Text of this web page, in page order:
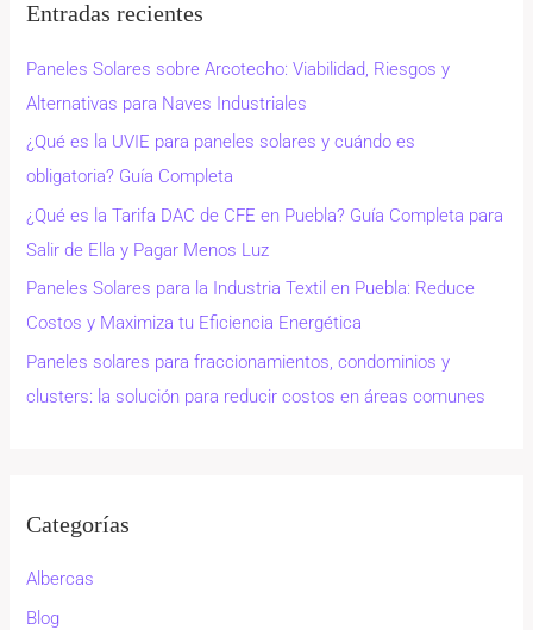
Entradas recientes
Paneles Solares sobre Arcotecho: Viabilidad, Riesgos y
Alternativas para Naves Industriales
¿Qué es la UVIE para paneles solares y cuándo es
obligatoria? Guía Completa
¿Qué es la Tarifa DAC de CFE en Puebla? Guía Completa para
Salir de Ella y Pagar Menos Luz
Paneles Solares para la Industria Textil en Puebla: Reduce
Costos y Maximiza tu Eficiencia Energética
Paneles solares para fraccionamientos, condominios y
clusters: la solución para reducir costos en áreas comunes
Categorías
Albercas
Blog